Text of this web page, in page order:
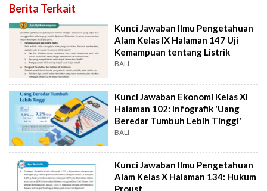
Berita Terkait
Kunci Jawaban Ilmu Pengetahuan
Alam Kelas IX Halaman 147 Uji
Kemampuan tentang Listrik
BALI
Kunci Jawaban Ekonomi Kelas XI
Halaman 102: Infografik 'Uang
Beredar Tumbuh Lebih Tinggi'
BALI
Kunci Jawaban Ilmu Pengetahuan
Alam Kelas X Halaman 134: Hukum
Proust